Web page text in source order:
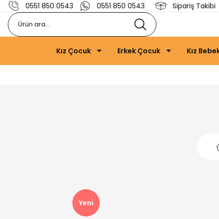
0551 850 0543 0551 850 0543 Sipariş Takibi
Kız Çocuk Erkek Çocuk Kız
Yeni